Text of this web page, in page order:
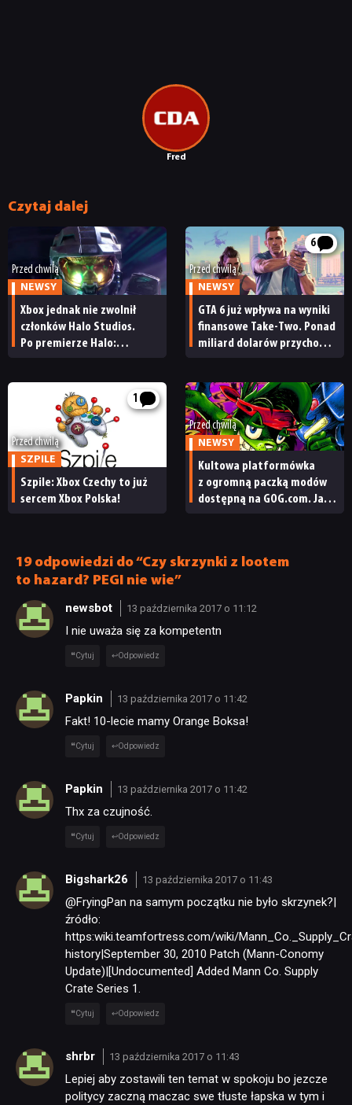
Fred
Czytaj dalej
Przed chwilą
NEWSY
Xbox jednak nie zwolnił
członków Halo Studios.
Po premierze Halo:
6
Przed chwilą
NEWSY
GTA 6 już wpływa na wyniki
finansowe Take-Two. Ponad
miliard dolarów przychodu
1
Przed chwilą
SZPILE
Szpile: Xbox Czechy to już
sercem Xbox Polska!
Przed chwilą
NEWSY
Kultowa platformówka
z ogromną paczką modów
dostępną na GOG.com. Jazz
19 odpowiedzi do “Czy skrzynki z lootem
to hazard? PEGI nie wie”
newsbot 13 października 2017 o 11:12
I nie uważa się za kompetentn
Cytuj Odpowiedz
Papkin 13 października 2017 o 11:42
Fakt! 10-lecie mamy Orange Boksa!
Cytuj Odpowiedz
Papkin 13 października 2017 o 11:42
Thx za czujność.
Cytuj Odpowiedz
Bigshark26 13 października 2017 o 11:43
@FryingPan na samym początku nie było skrzynek?|
źródło:
https:wiki.teamfortress.com/wiki/
history|September 30, 2010 Patch (Mann-Conomy
Update)|[Undocumented] Added Mann Co. Supply
Crate Series 1.
Cytuj Odpowiedz
shrbr 13 października 2017 o 11:43
Lepiej aby zostawili ten temat w spokoju bo jezcze
politycy zaczną maczac swe tłuste łapska w tym i